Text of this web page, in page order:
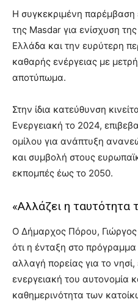
Η συγκεκριμένη παρέμβαση
της Masdar για ενίσχυση
Ελλάδα και την ευρύτερη
καθαρής ενέργειας με
αποτύπωμα.
Στην ίδια κατεύθυνση
Ενεργειακή το 2024,
ομίλου για ανάπτυξη
και συμβολή στους
εκπομπές έως το 2050.
«Αλλάζει η ταυτότητα
Ο Δήμαρχος Πόρου,
ότι η ένταξη στο πρόγραμμα
αλλαγή πορείας για το
ενεργειακή του αυτονομία
καθημερινότητα των